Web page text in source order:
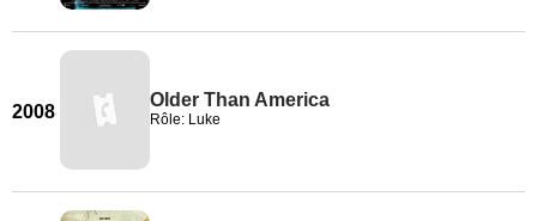
2008
Older Than America
Rôle: Luke